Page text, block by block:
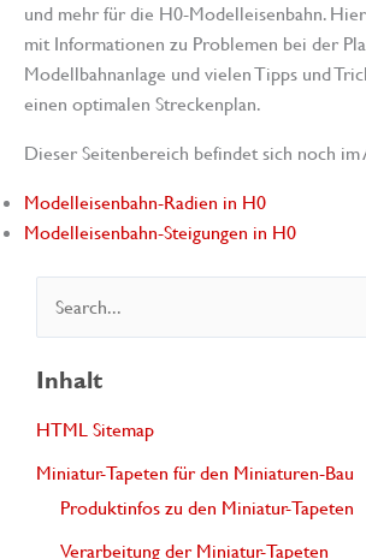
und mehr für die H0-Modelleisenbahn.
mit Informationen zu Problemen bei der
Modellbahnanlage und vielen Tipps und
einen optimalen Streckenplan.
Dieser Seitenbereich befindet sich noch im
Modelleisenbahn-Radien in H0
Modelleisenbahn-Steigungen in H0
u
c
n
Inhalt
HTML Sitemap
Miniatur-Tapeten für den Miniaturen-Bau
Produktinfos zu den Miniatur-Tapeten
Verarbeitung der Miniatur-Tapeten